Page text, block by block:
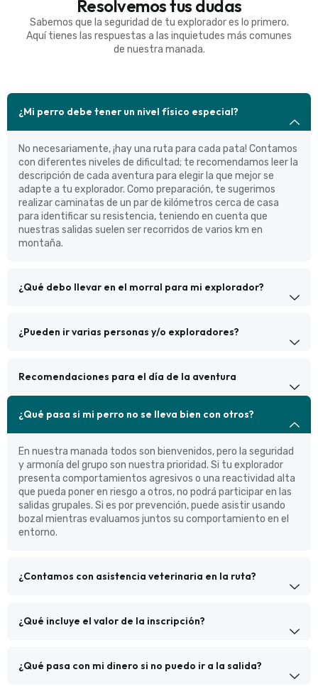
Resolvemos tus dudas
Sabemos que la seguridad de tu explorador es lo primero.
Aquí tienes las respuestas a las inquietudes más comunes
de nuestra manada.
¿Mi perro debe tener un nivel físico especial?
No necesariamente, ¡hay una ruta para cada pata! Contamos
con diferentes niveles de dificultad; te recomendamos leer la
descripción de cada aventura para elegir la que mejor se
adapte a tu explorador. Como preparación, te sugerimos
realizar caminatas de un par de kilómetros cerca de casa
para identificar su resistencia, teniendo en cuenta que
nuestras salidas suelen ser recorridos de varios km en
montaña.
¿Qué debo llevar en el morral para mi explorador?
¿Pueden ir varias personas y/o exploradores?
Recomendaciones para el día de la aventura
¿Qué pasa si mi perro no se lleva bien con otros?
En nuestra manada todos son bienvenidos, pero la seguridad
y armonía del grupo son nuestra prioridad. Si tu explorador
presenta comportamientos agresivos o una reactividad alta
que pueda poner en riesgo a otros, no podrá participar en las
salidas grupales. Si es por prevención, puede asistir usando
bozal mientras evaluamos juntos su comportamiento en el
entorno.
¿Contamos con asistencia veterinaria en la ruta?
¿Qué incluye el valor de la inscripción?
¿Qué pasa con mi dinero si no puedo ir a la salida?